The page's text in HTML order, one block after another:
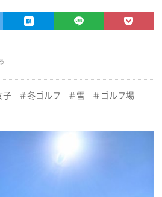
子 冬ゴルフ 雪
ゴルフ場